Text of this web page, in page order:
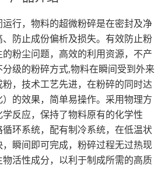
行，物料的超微粉碎是在密封及净
防止成份偏析及损失。有效防止粉
粉尘问题，高效的利用资源，不产
级的粉碎方式,物料在瞬间受到外来
，技术工艺先进，在粉碎的同时达
的效果，简单易操作。采用物理方
反应，保持了物料原有的化学性
环系统，配有制冷系统，在低温状
瞬间即可完成，粉碎过程无过热现
活性成分，以利于制成所需的高质